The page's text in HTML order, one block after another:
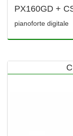
PX160GD +
pianoforte digitale